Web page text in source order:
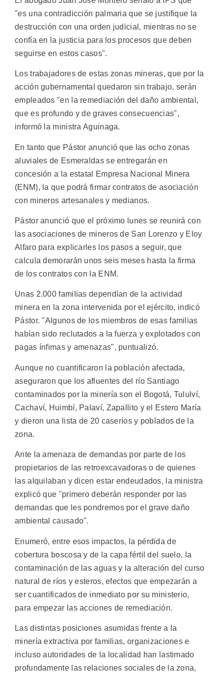
"es una contradicción palmaria que se justifique la
destrucción con una orden judicial, mientras no se
confía en la justicia para los procesos que deben
seguirse en estos casos".
Los trabajadores de estas zonas mineras, que por la
acción gubernamental quedaron sin trabajo, serán
empleados "en la remediación del daño ambiental,
que es profundo y de graves consecuencias",
informó la ministra Aguinaga.
En tanto que Pástor anunció que las ocho zonas
aluviales de Esmeraldas se entregarán en
concesión a la estatal Empresa Nacional Minera
(ENM), la que podrá firmar contratos de asociación
con mineros artesanales y medianos.
Pástor anunció que el próximo lunes se reunirá con
las asociaciones de mineros de San Lorenzo y Eloy
Alfaro para explicarles los pasos a seguir, que
calcula demorarán unos seis meses hasta la firma
de los contratos con la ENM.
Unas 2.000 familias dependían de la actividad
minera en la zona intervenida por el ejército, indicó
Pástor. "Algunos de los miembros de esas familias
habían sido reclutados a la fuerza y explotados con
pagas ínfimas y amenazas", puntualizó.
Aunque no cuantificaron la población afectada,
aseguraron que los afluentes del río Santiago
contaminados por la minería son el Bogotá, Tululví,
Cachaví, Huimbí, Palaví, Zapallito y el Estero María
y dieron una lista de 20 caseríos y poblados de la
zona.
Ante la amenaza de demandas por parte de los
propietarios de las retroexcavadoras o de quienes
las alquilaban y dicen estar endeudados, la ministra
explicó que "primero deberán responder por las
demandas que les pondremos por el grave daño
ambiental causado".
Enumeró, entre esos impactos, la pérdida de
cobertura boscosa y de la capa fértil del suelo, la
contaminación de las aguas y la alteración del curso
natural de ríos y esteros, efectos que empezarán a
ser cuantificados de inmediato por su ministerio,
para empezar las acciones de remediación.
Las distintas posiciones asumidas frente a la
minería extractiva por familias, organizaciones e
incluso autoridades de la localidad han lastimado
profundamente las relaciones sociales de la zona,